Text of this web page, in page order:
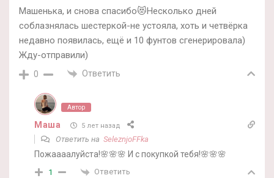
Машенька, и снова спасибо😻Несколько дней
соблазнялась шестеркой-не устояла, хоть и четвёрка
недавно появилась, ещё и 10 фунтов сгенерировала)
Жду-отправили)
0 Ответить
Автор
Маша 5 лет назад
Ответить на SeleznjoFFka
Пожаааалуйста!🌸🌸🌸 И с покупкой тебя!🌸🌸🌸
1 Ответить